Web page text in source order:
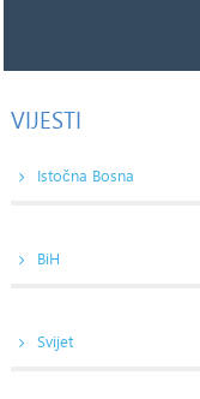
VIJESTI
Istočna Bosna
BiH
Svijet